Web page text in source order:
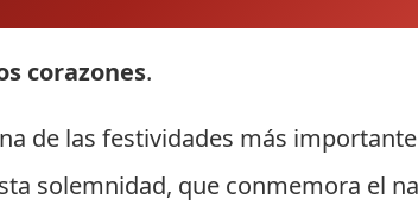
corazones.
de las festividades más
solemnidad, que conmemora el